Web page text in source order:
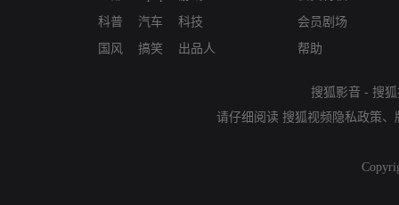
科普
国风
汽车
搞笑
科技
出品人
会员剧场
帮助
搜狐影音 - 搜
请仔细阅读 搜狐视频隐私政策、